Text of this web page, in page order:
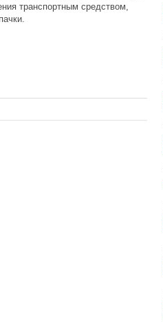
транспортным средством,